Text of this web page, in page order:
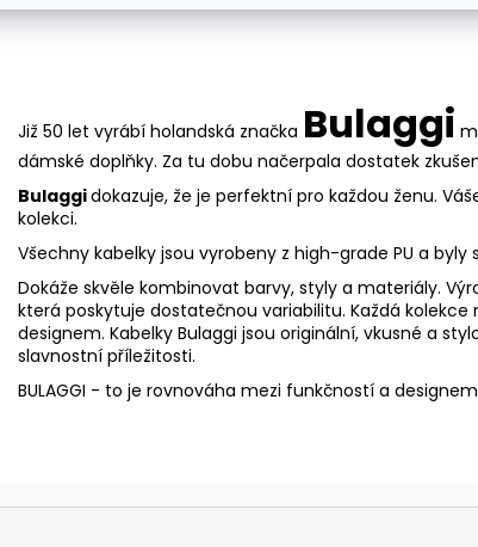
Již 50 let vyrábí holandská značka Bulaggi
dámské doplňky. Za tu dobu načerpala dostatek
Bulaggidokazuje, že je perfektní pro každou ženu.
kolekci.
Všechny kabelky jsou vyrobeny z high-grade PU a byly
Dokáže skvěle kombinovat barvy, styly a materiály.
která poskytuje dostatečnou variabilitu. Každá
designem. Kabelky Bulaggi jsou originální, vkusné a
slavnostní příležitosti.
BULAGGI - to je rovnováha mezi funkčností a